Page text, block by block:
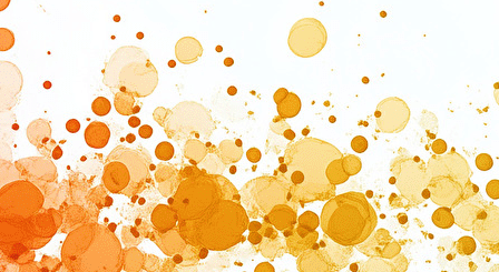
Exporter les lignes sélectionnées
Exporter toutes les colonnes
Exporter uniquement les colonnes affichées
Menu
?>
Images de la page d'accueil
Cliquez pour éditer